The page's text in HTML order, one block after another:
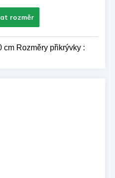
cm Rozměry přikrývky :